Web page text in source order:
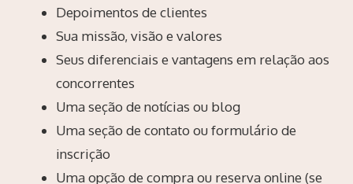
Depoimentos de clientes
Sua missão, visão e valores
Seus diferenciais e vantagens em relação aos
concorrentes
Uma seção de notícias ou blog
Uma seção de contato ou formulário de
inscrição
Uma opção de compra ou reserva online (se